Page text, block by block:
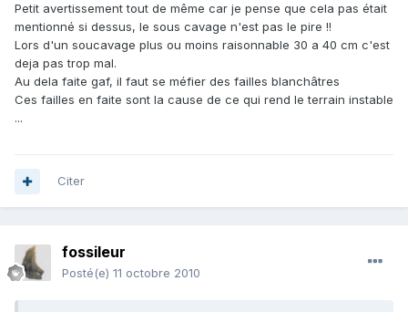
Petit avertissement tout de même car je pense que cela pas était
mentionné si dessus, le sous cavage n'est pas le pire !!
Lors d'un soucavage plus ou moins raisonnable 30 a 40 cm c'est
deja pas trop mal.
Au dela faite gaf, il faut se méfier des failles blanchâtres
Ces failles en faite sont la cause de ce qui rend le terrain instable
...
Citer
fossileur
Posté(e) 11 octobre 2010